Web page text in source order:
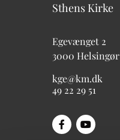
Sthens Kirke
Egevænget 2
3000 Helsingør
kge@km.dk
49 22 29 51